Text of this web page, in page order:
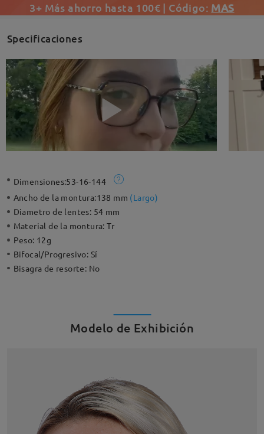
3+ Más ahorro hasta 100€ | Código: MAS
Specificaciones
Dimensiones:53-16-144
Ancho de la montura:138 mm (Largo)
Diametro de lentes: 54 mm
Material de la montura:Tr
Peso: 12g
Bifocal/Progresivo: Sí
Bisagra de resorte: No
Modelo de Exhibición